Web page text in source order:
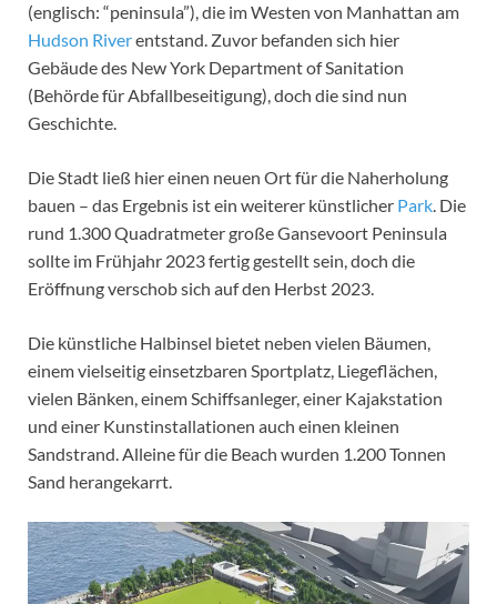
(englisch: “peninsula”), die im Westen von Manhattan am
Hudson Riverentstand. Zuvor befanden sich hier
Gebäude des New York Department of Sanitation
(Behörde für Abfallbeseitigung), doch die sind nun
Geschichte.
Die Stadt ließ hier einen neuen Ort für die Naherholung
bauen – das Ergebnis ist ein weiterer künstlicher Park. Die
rund 1.300 Quadratmeter große Gansevoort Peninsula
sollte im Frühjahr 2023 fertig gestellt sein, doch die
Eröffnung verschob sich auf den Herbst 2023.
Die künstliche Halbinsel bietet neben vielen Bäumen,
einem vielseitig einsetzbaren Sportplatz, Liegeflächen,
vielen Bänken, einem Schiffsanleger, einer Kajakstation
und einer Kunstinstallationen auch einen kleinen
Sandstrand. Alleine für die Beach wurden 1.200 Tonnen
Sand herangekarrt.